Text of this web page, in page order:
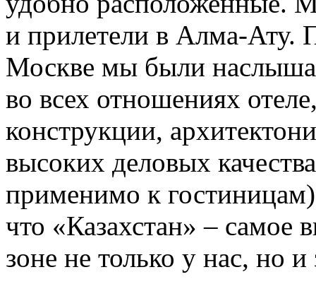
и прилетели в Алма-Ату.
Москве мы были
во всех отношениях
конструкции,
высоких деловых
применимо к
что «Казахстан» – самое
зоне не только у нас, но